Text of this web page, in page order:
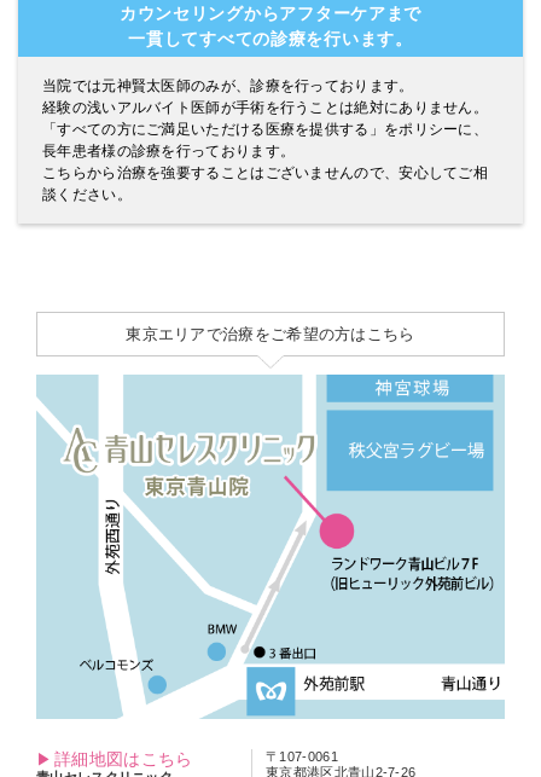
カウンセリングからアフターケアまで
一貫してすべての診療を行います。
当院では元神賢太医師のみが、診療を行っております。
経験の浅いアルバイト医師が手術を行うことは絶対にありません。
「すべての方にご満足いただける医療を提供する」をポリシーに、
長年患者様の診療を行っております。
こちらから治療を強要することはございませんので、安心してご相
談ください。
東京エリアで治療をご希望の方はこちら
詳細地図はこちら
〒107-0061
東京都港区北青山2-7-26